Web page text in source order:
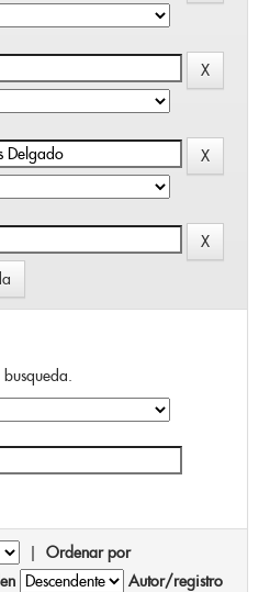
| Ordenar por
Autor/registro